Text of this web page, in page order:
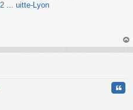
... uitte-Lyon
au